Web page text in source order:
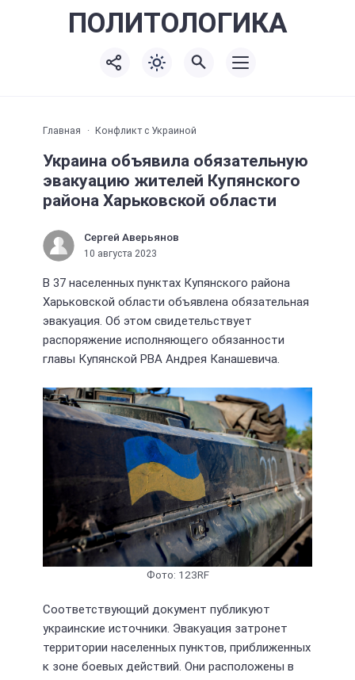
ПОЛИТОЛОГИКА
Главная Конфликт с Украиной
Украина объявила обязательную
эвакуацию жителей Купянского
района Харьковской области
Сергей Аверьянов
10 августа 2023
В 37 населенных пунктах Купянского района
Харьковской области объявлена обязательная
эвакуация. Об этом свидетельствует
распоряжение исполняющего обязанности
главы Купянской РВА Андрея Канашевича.
Фото: 123RF
Соответствующий документ публикуют
украинские источники. Эвакуация затронет
территории населенных пунктов, приближенных
к зоне боевых действий. Они расположены в